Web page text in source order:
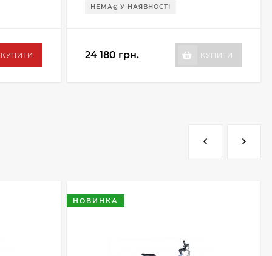
КУПИТИ
НЕМАЄ У НАЯВНОСТІ
24 180 грн. КУПИТИ
НОВИНКА